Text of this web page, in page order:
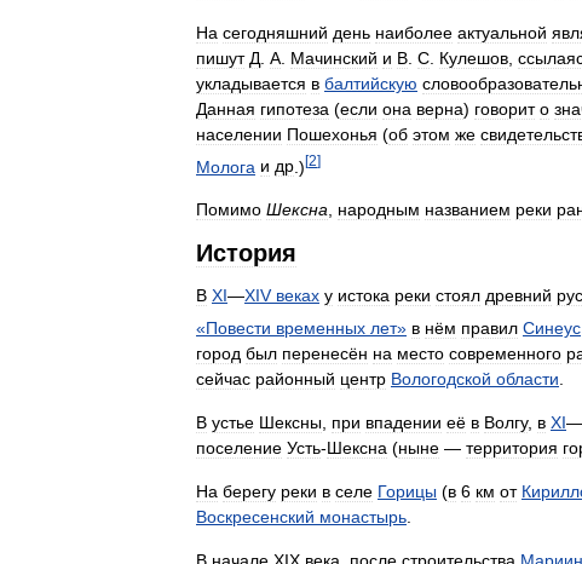
На сегодняшний день наиболее актуальной
пишут Д А Мачинский и В С Кулешов
укладывается в балтийскую
Данная гипотеза (если она верна) говорит о
населении Пошехонья (об этом же
Молога и др .)[2]
Помимо Шексна, народным названием реки
История
В XI—XIV веках у истока реки стоял древний
«Повести временных лет» в нём правил Синеус
город был перенесён на место современного
сейчас районный центр Вологодской области
В устье Шексны при впадении её в Волгу, в XI—
поселение Усть-Шексна (ныне — территория
На берегу реки в селе Горицы (в 6 км от
Воскресенский монастырь